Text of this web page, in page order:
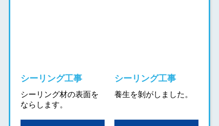
シーリング工事
シーリング材の表面を
ならします。
シーリング工事
養生を剝がしました。